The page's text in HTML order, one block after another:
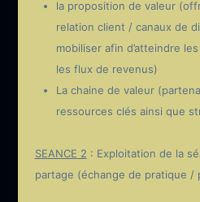
la proposition de valeur
relation client / canaux de
mobiliser afin d’atteindre
les flux de revenus)
La chaine de valeur
ressources clés ainsi que
SEANCE 2 : Exploitation de la
partage (échange de pratique /